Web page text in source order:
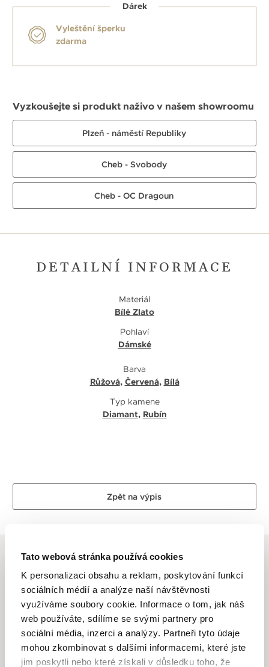
Tato webová stránka používá cookies
K personalizaci obsahu a reklam, poskytování funkcí
sociálních médií a analýze naší návštěvnosti
využíváme soubory cookie. Informace o tom, jak náš
web používáte, sdílíme se svými partnery pro
sociální média, inzerci a analýzy. Partneři tyto údaje
mohou zkombinovat s dalšími informacemi, které jste
jim poskytli nebo které získali v důsledku toho, že
Dárek
Vyleštění šperku
zdarma
Vyzkoušejte si produkt naživo v našem showroomu
Plzeň - náměstí Republiky
Cheb - Svobody
Cheb - OC Dragoun
DETAILNÍ INFORMACE
Materiál
Bílé Zlato
Pohlaví
Dámské
Barva
Růžová, Červená, Bílá
Typ kamene
Diamant, Rubín
Zpět na výpis
ALTMAN DIAMOND
Dlouhletá zkušenost, odborné znalosti, láska k řemeslu a
zlatnické dovednosti je to, co se odráží ve špercích Altman
Diamond. Drahé kovy ve spojení s krásnými a ušlechtilými